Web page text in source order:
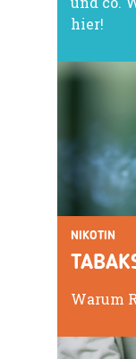
hier!
NIKOTIN
Warum